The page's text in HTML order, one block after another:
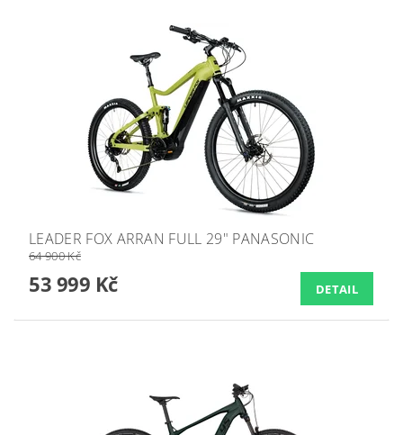
LEADER FOX ARRAN FULL 29" PANASONIC
64 900 Kč
53 999 Kč DETAIL